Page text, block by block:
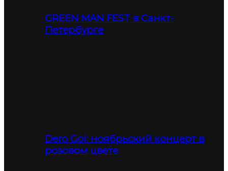
GREEN MAN FEST в Санкт-
Петербурге
Dero Goi: ноябрьский концерт в
розовом цвете